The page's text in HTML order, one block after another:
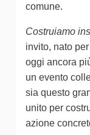
comune.
Costruiamo
invito, nato
oggi ancora
un evento
sia questo
unito per
azione